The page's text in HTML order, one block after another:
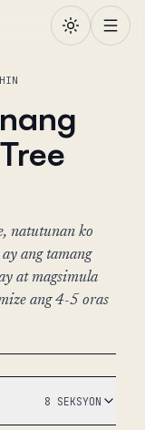
natutunan ko
ang tamang
at magsimula
ang 4-5 oras
8 SEKSYON